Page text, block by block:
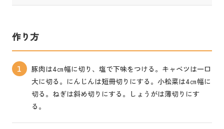
作り方
1
豚肉は4㎝幅に切り、塩で下味をつける。キャベツは一口
大に切る。にんじんは短冊切りにする。小松菜は4㎝幅に
切る。ねぎは斜め切りにする。しょうがは薄切りにす
る。